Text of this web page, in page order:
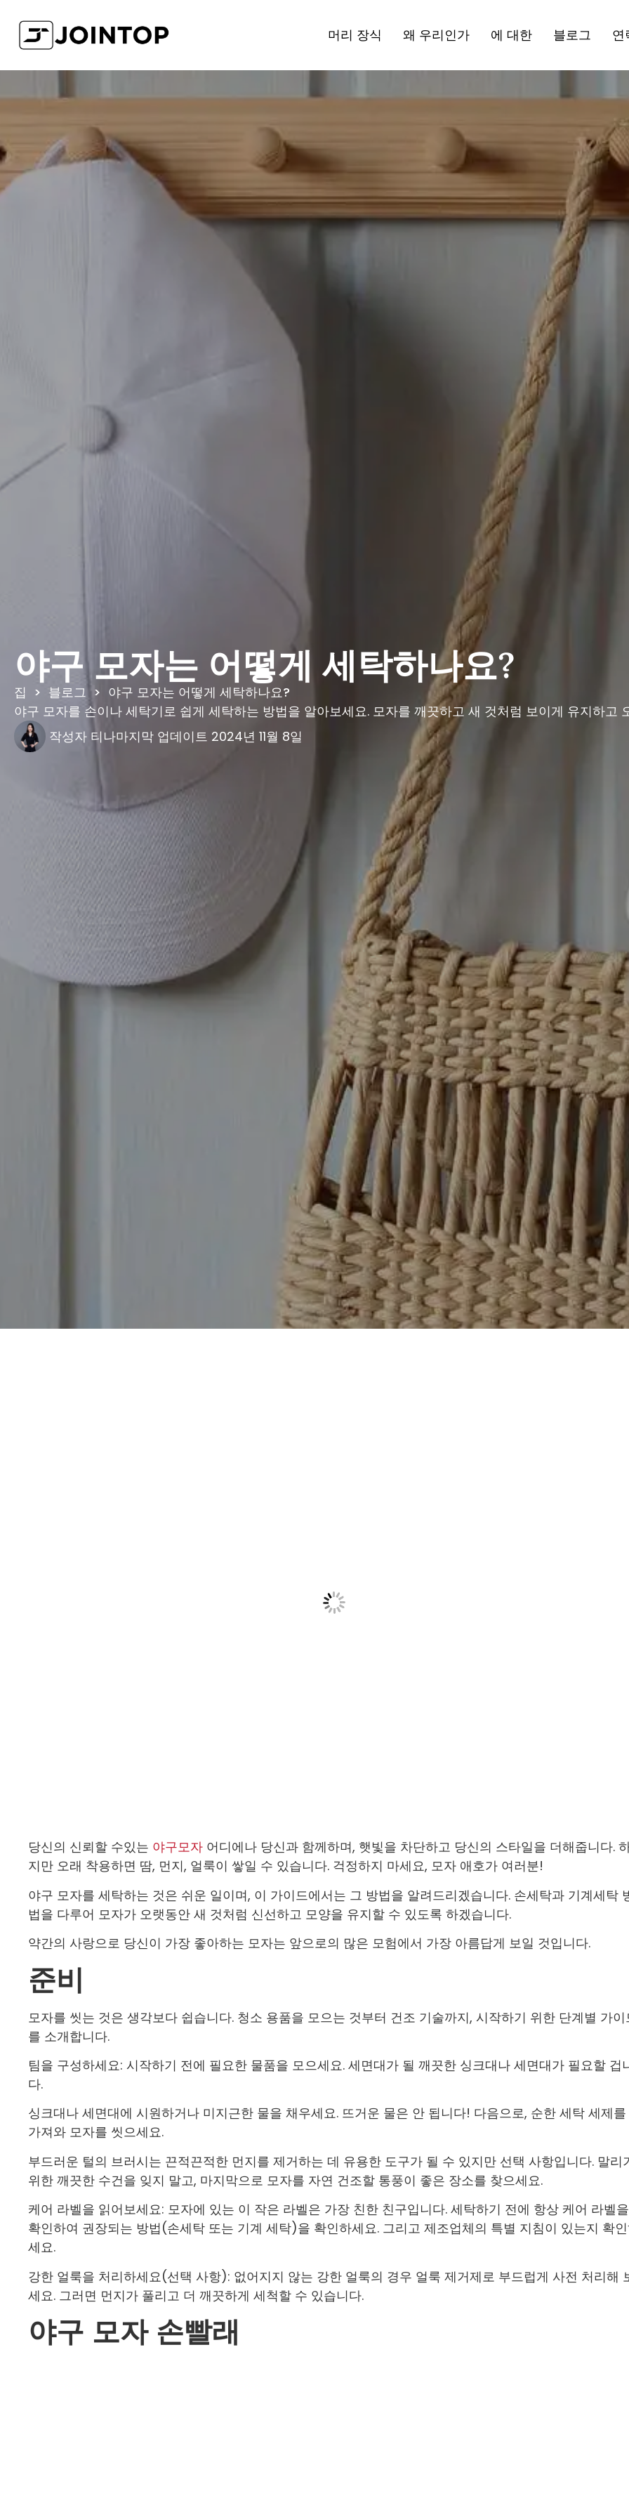
머리 장식 왜 우리인가 에 대한 블로그 연
야구 모자는 어떻게 세탁하나요?
집 > 블로그 > 야구 모자는 어떻게 세탁하나요?
야구 모자를 손이나 세탁기로 쉽게 세탁하는 방법을 알아보세요. 모자를 깨끗하고 새 것처럼 보이게 유지하고
작성자 티나마지막 업데이트 2024년 11월 8일
당신의 신뢰할 수있는 야구모자 어디에나 당신과 함께하며, 햇빛을 차단하고 당신의 스타일을 더해줍니다.
지만 오래 착용하면 땀, 먼지, 얼룩이 쌓일 수 있습니다. 걱정하지 마세요, 모자 애호가 여러분!
야구 모자를 세탁하는 것은 쉬운 일이며, 이 가이드에서는 그 방법을 알려드리겠습니다. 손세탁과 기계세탁
법을 다루어 모자가 오랫동안 새 것처럼 신선하고 모양을 유지할 수 있도록 하겠습니다.
약간의 사랑으로 당신이 가장 좋아하는 모자는 앞으로의 많은 모험에서 가장 아름답게 보일 것입니다.
준비
모자를 씻는 것은 생각보다 쉽습니다. 청소 용품을 모으는 것부터 건조 기술까지, 시작하기 위한 단계별 가이
를 소개합니다.
팀을 구성하세요: 시작하기 전에 필요한 물품을 모으세요. 세면대가 될 깨끗한 싱크대나 세면대가 필요할 겁
다.
싱크대나 세면대에 시원하거나 미지근한 물을 채우세요. 뜨거운 물은 안 됩니다! 다음으로, 순한 세탁 세제를
가져와 모자를 씻으세요.
부드러운 털의 브러시는 끈적끈적한 먼지를 제거하는 데 유용한 도구가 될 수 있지만 선택 사항입니다. 말리
위한 깨끗한 수건을 잊지 말고, 마지막으로 모자를 자연 건조할 통풍이 좋은 장소를 찾으세요.
케어 라벨을 읽어보세요: 모자에 있는 이 작은 라벨은 가장 친한 친구입니다. 세탁하기 전에 항상 케어 라벨을
확인하여 권장되는 방법(손세탁 또는 기계 세탁)을 확인하세요. 그리고 제조업체의 특별 지침이 있는지 확
세요.
강한 얼룩을 처리하세요(선택 사항): 없어지지 않는 강한 얼룩의 경우 얼룩 제거제로 부드럽게 사전 처리해
세요. 그러면 먼지가 풀리고 더 깨끗하게 세척할 수 있습니다.
야구 모자 손빨래